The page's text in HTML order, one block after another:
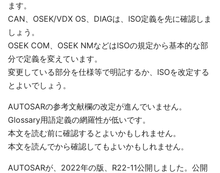
ます。
CAN、OSEK/VDX OS、DIAGは、ISO定義を先に確認しま
しょう。
OSEK COM、OSEK NMなどはISOの規定から基本的な部
分で定義を変えています。
変更している部分を仕様等で明記するか、ISOを改定する
とよいでしょう。
AUTOSARの参考文献欄の改定が進んでいません。
Glossary用語定義の網羅性が低いです。
本文を読む前に確認するとよいかもしれません。
本文を読んでから確認してもよいかもしれません。
AUTOSARが、2022年の版、R22-11公開しました。公開